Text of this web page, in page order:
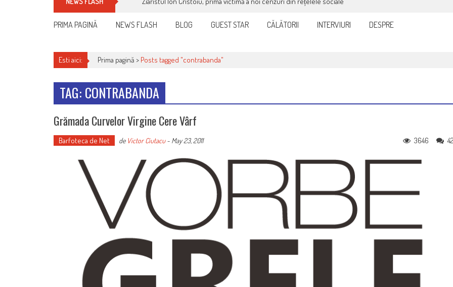
PRIMA PAGINĂ NEWS FLASH BLOG GUEST STAR CĂLĂTORII INTERVIURI DESPRE
Esti aici: Prima pagină > Posts tagged "contrabanda"
TAG: CONTRABANDA
Grămada Curvelor Virgine Cere Vârf
Barfoteca de Net de Victor Ciutacu- May 23, 2011 3646